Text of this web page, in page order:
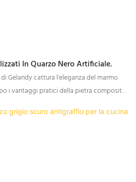
In Quarzo Nero Artificiale.
Gelandy cattura l'eleganza del marmo
i vantaggi pratici della pietra composita.
texture, questa collezione si adatta a
da quelli audaci e di grande impatto a